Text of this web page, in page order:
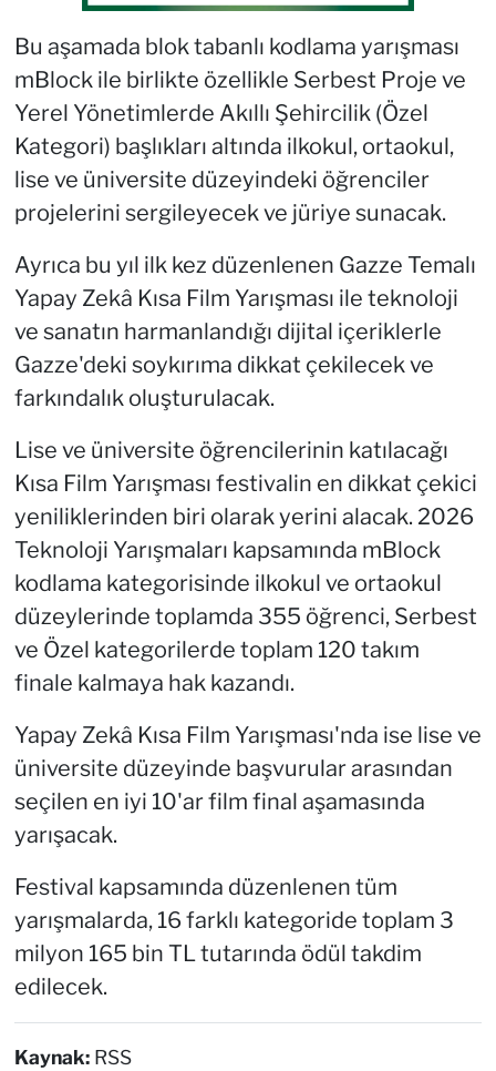
Bu aşamada blok tabanlı kodlama yarışması
mBlock ile birlikte özellikle Serbest Proje ve
Yerel Yönetimlerde Akıllı Şehircilik (Özel
Kategori) başlıkları altında ilkokul, ortaokul,
lise ve üniversite düzeyindeki öğrenciler
projelerini sergileyecek ve jüriye sunacak.
Ayrıca bu yıl ilk kez düzenlenen Gazze Temalı
Yapay Zekâ Kısa Film Yarışması ile teknoloji
ve sanatın harmanlandığı dijital içeriklerle
Gazze'deki soykırıma dikkat çekilecek ve
farkındalık oluşturulacak.
Lise ve üniversite öğrencilerinin katılacağı
Kısa Film Yarışması festivalin en dikkat çekici
yeniliklerinden biri olarak yerini alacak. 2026
Teknoloji Yarışmaları kapsamında mBlock
kodlama kategorisinde ilkokul ve ortaokul
düzeylerinde toplamda 355 öğrenci, Serbest
ve Özel kategorilerde toplam 120 takım
finale kalmaya hak kazandı.
Yapay Zekâ Kısa Film Yarışması'nda ise lise ve
üniversite düzeyinde başvurular arasından
seçilen en iyi 10'ar film final aşamasında
yarışacak.
Festival kapsamında düzenlenen tüm
yarışmalarda, 16 farklı kategoride toplam 3
milyon 165 bin TL tutarında ödül takdim
edilecek.
Kaynak: RSS